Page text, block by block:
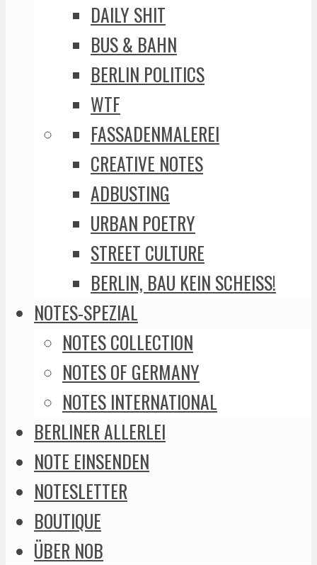
DAILY SHIT
BUS & BAHN
BERLIN POLITICS
WTF
FASSADENMALEREI
CREATIVE NOTES
ADBUSTING
URBAN POETRY
STREET CULTURE
BERLIN, BAU KEIN SCHEISS!
NOTES-SPEZIAL
NOTES COLLECTION
NOTES OF GERMANY
NOTES INTERNATIONAL
BERLINER ALLERLEI
NOTE EINSENDEN
NOTESLETTER
BOUTIQUE
ÜBER NOB